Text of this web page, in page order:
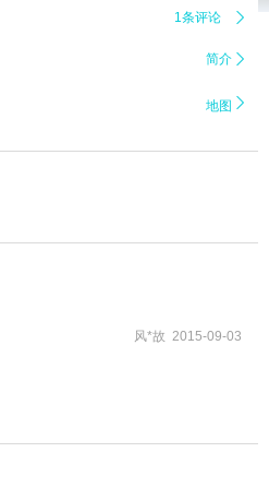
1条评论 
简介 
地图 
风*故 2015-09-03